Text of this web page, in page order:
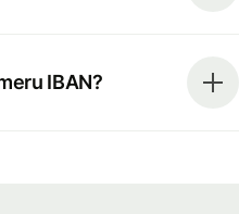
IBAN?